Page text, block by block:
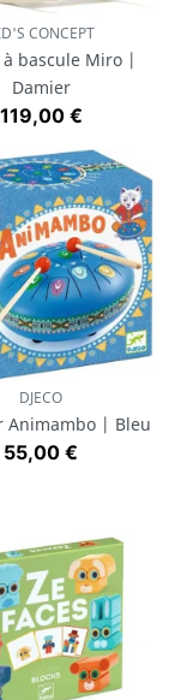
CONCEPT
à bascule Miro |
Damier
Prix
119,00 €
DJECO
Animambo | Bleu
Prix
55,00 €